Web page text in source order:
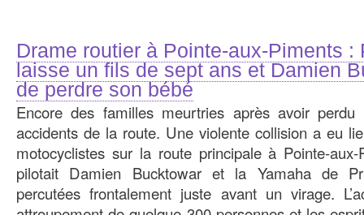
Drame routier à Pointe-aux-Piments :
laisse un fils de sept ans et Damien
de perdre son bébé
Encore des familles meurtries après avoir
accidents de la route. Une violente collision a eu
motocyclistes sur la route principale à Pointe-
pilotait Damien Bucktowar et la Yamaha de
percutées frontalement juste avant un virage.